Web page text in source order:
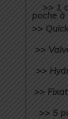
>> 1
poche à
>>
>>
>>
>>
>> 5